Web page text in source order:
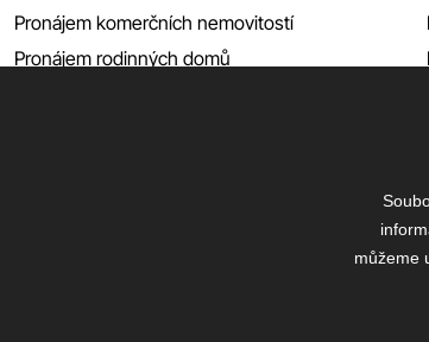
Pronájem komerčních nemovitostí
Pronájem rodinných domů
můžeme